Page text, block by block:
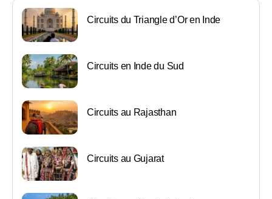
Circuits du Triangle d’Or en Inde
Circuits en Inde du Sud
Circuits au Rajasthan
Circuits au Gujarat